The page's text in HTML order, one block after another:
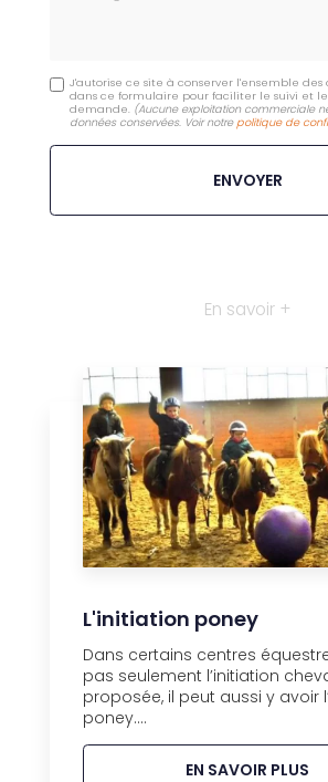
J'autorise ce site à conserver l'ensemble des
dans ce formulaire pour faciliter le suivi et
demande. (Aucune exploitation commerciale
données conservées. Voir notrepolitique de
En savoir +
L'initiation poney
Dans certains centres
pas seulement l’initiation
proposée, il peut aussi y avoir
poney....
EN SAVOIR PLUS